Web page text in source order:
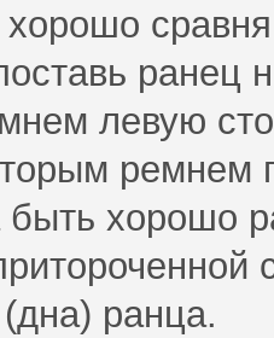
хорошо
ранец
левую
ремнем
хорошо
ранца.